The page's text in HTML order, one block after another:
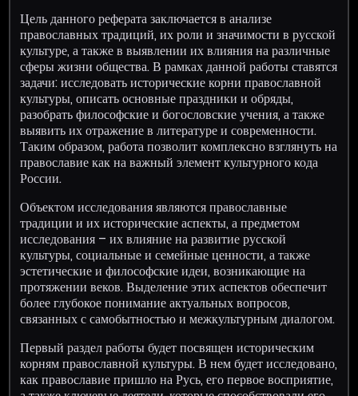
Цель данного реферата заключается в анализе
православных традиций, их роли и значимости в русской
культуре, а также в выявлении их влияния на различные
сферы жизни общества. В рамках данной работы ставятся
задачи: исследовать исторические корни православной
культуры, описать основные праздники и обряды,
разобрать философские и богословские учения, а также
выявить их отражение в литературе и современности.
Таким образом, работа позволит комплексно взглянуть на
православие как на важный элемент культурного кода
России.
Объектом исследования являются православные
традиции и их исторические аспекты, а предметом
исследования – их влияние на развитие русской
культуры, социальные и семейные ценности, а также
эстетические и философские идеи, возникающие на
протяжении веков. Выделение этих аспектов обеспечит
более глубокое понимание актуальных вопросов,
связанных с самобытностью и межкультурным диалогом.
Первый раздел работы будет посвящен историческим
корням православной культуры. В нем будет исследовано,
как православие пришло на Русь, его первое восприятие,